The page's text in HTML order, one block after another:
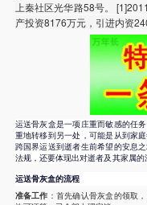
上秦社区光华路58号。
产投资8176万元，引进内资
运送骨灰盒是一项庄重而敏感的任
重地转移到另一处，可能是从到家
跨国界运送到逝者生前希望的安息
法规，还要体现出对逝者及其家属的
运送骨灰盒的流程
准备工作 ：首先确认骨灰盒的领取